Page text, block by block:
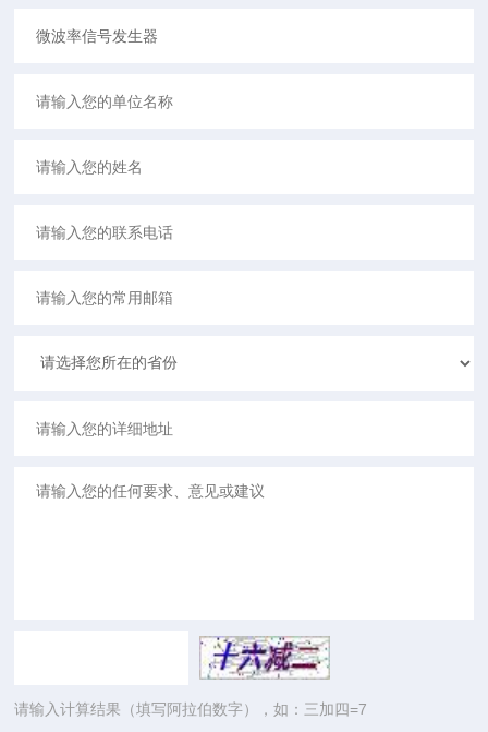
请输入计算结果（填写阿拉伯数字），如：三加四=7